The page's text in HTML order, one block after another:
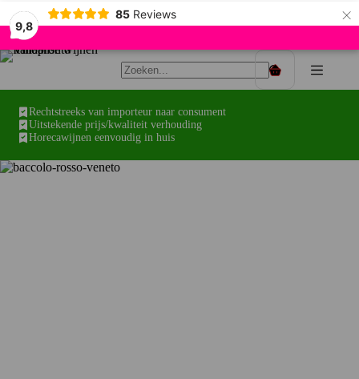
9,8
85 Reviews ×
Ga
Winkelwagen
Rechtstreeks van importeur naar consument
Uitstekende prijs/kwaliteit verhouding
Horecawijnen eenvoudig in huis